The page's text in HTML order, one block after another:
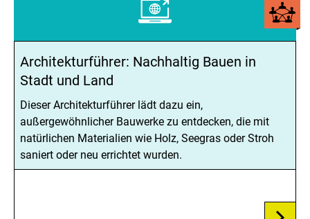
Architekturführer: Nachhaltig Bauen in
Stadt und Land
Dieser Architekturführer lädt dazu ein,
außergewöhnlicher Bauwerke zu entdecken, die mit
natürlichen Materialien wie Holz, Seegras oder Stroh
saniert oder neu errichtet wurden.